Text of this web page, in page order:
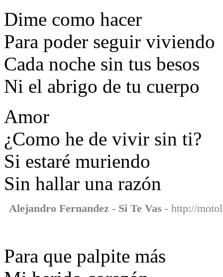
Dime como hacer
Para poder seguir viviendo
Cada noche sin tus besos
Ni el abrigo de tu cuerpo
Amor
¿Como he de vivir sin ti?
Si estaré muriendo
Sin hallar una razón
Alejandro Fernandez - Si Te Vas - http://
Para que palpite más